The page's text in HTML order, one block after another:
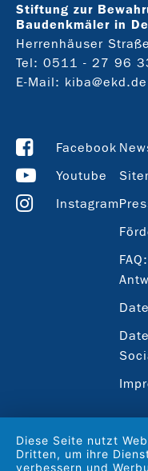
Stiftung zur
Baudenkmäler in
Herrenhäuser
Tel: 0511 - 27 96
E-Mail: kiba@ekd.de
Facebook
Youtube
Instagram
Diese Seite nutzt
Dritten, um ihre
verbessern und